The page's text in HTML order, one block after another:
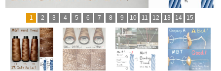
1 2 3 4 5 6 7 8 9 10 11 12 13 14 15